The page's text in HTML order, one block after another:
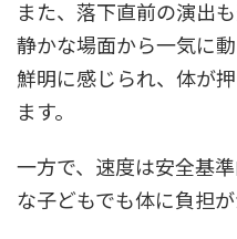
また、落下直前の演出
静かな場面から一気に
鮮明に感じられ、体が
ます。
一方で、速度は安全基
な子どもでも体に負担